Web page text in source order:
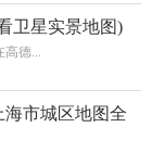
卫星实景地图)
高德...
海市城区地图全